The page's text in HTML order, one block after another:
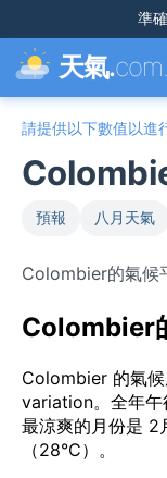
準
天氣.
請提供以下數值以進
預報 八月天氣
Colombier的氣候
Colombier
Colombier 的氣
variation。全年午
最涼爽的月份是 2
（28°C）。